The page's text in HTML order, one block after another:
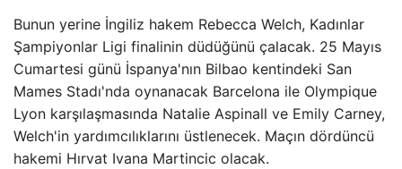
Bunun yerine İngiliz hakem Rebecca Welch, Kadınlar
Şampiyonlar Ligi finalinin düdüğünü çalacak. 25 Mayıs
Cumartesi günü İspanya'nın Bilbao kentindeki San
Mames Stadı'nda oynanacak Barcelona ile Olympique
Lyon karşılaşmasında Natalie Aspinall ve Emily Carney,
Welch'in yardımcılıklarını üstlenecek. Maçın dördüncü
hakemi Hırvat Ivana Martincic olacak.